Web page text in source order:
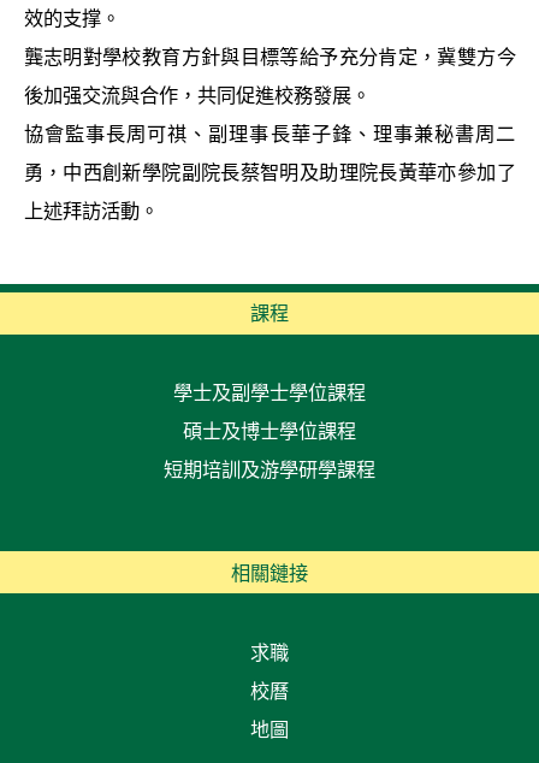
效的支撑。
龔志明對學校教育方針與目標等給予充分肯定，冀雙方今
後加强交流與合作，共同促進校務發展。
協會監事長周可祺、副理事長華子鋒、理事兼秘書周二
勇，中西創新學院副院長蔡智明及助理院長黃華亦參加了
上述拜訪活動。
課程
學士及副學士學位課程
碩士及博士學位課程
短期培訓及游學研學課程
相關鏈接
求職
校曆
地圖